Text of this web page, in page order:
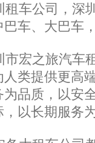
车公司，深
巴车、大巴车
宏之旅汽车
人类提供更高
为品质，以安
，以长期服务